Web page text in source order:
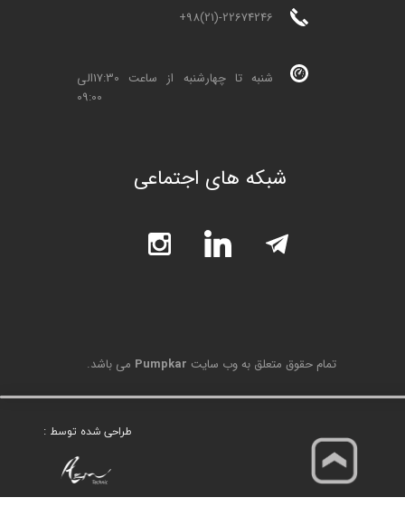
+98(21)-22674246
شنبه تا چهارشنبه از ساعت 17:30الی
09:00
شبکه های اجتماعی
تمام حقوق متعلق به وب سایت Pumpkar می باشد.
طراحی شده توسط :